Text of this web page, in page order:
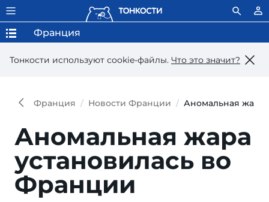
Тонкости используют сookie-файлы. Что это значит?
Франция
Франция Новости Франции Аномальная жара
Аномальная жара
установилась во
Франции